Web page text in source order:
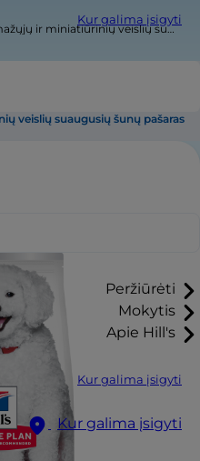
Kur galima įsigyti
Peržiūrėti
Mokytis
Apie Hill's
Kur galima įsigyti
Kur galima įsigyti
veislių suaugusių šunų pašaras
veislių suaugusių šunų pašaras